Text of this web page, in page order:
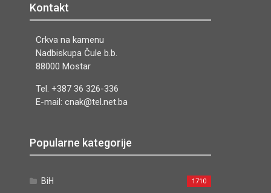
Kontakt
Crkva na kamenu
Nadbiskupa Čule b.b.
88000 Mostar
Tel. +387 36 326-336
E-mail: cnak@tel.net.ba
Popularne kategorije
BiH 1710